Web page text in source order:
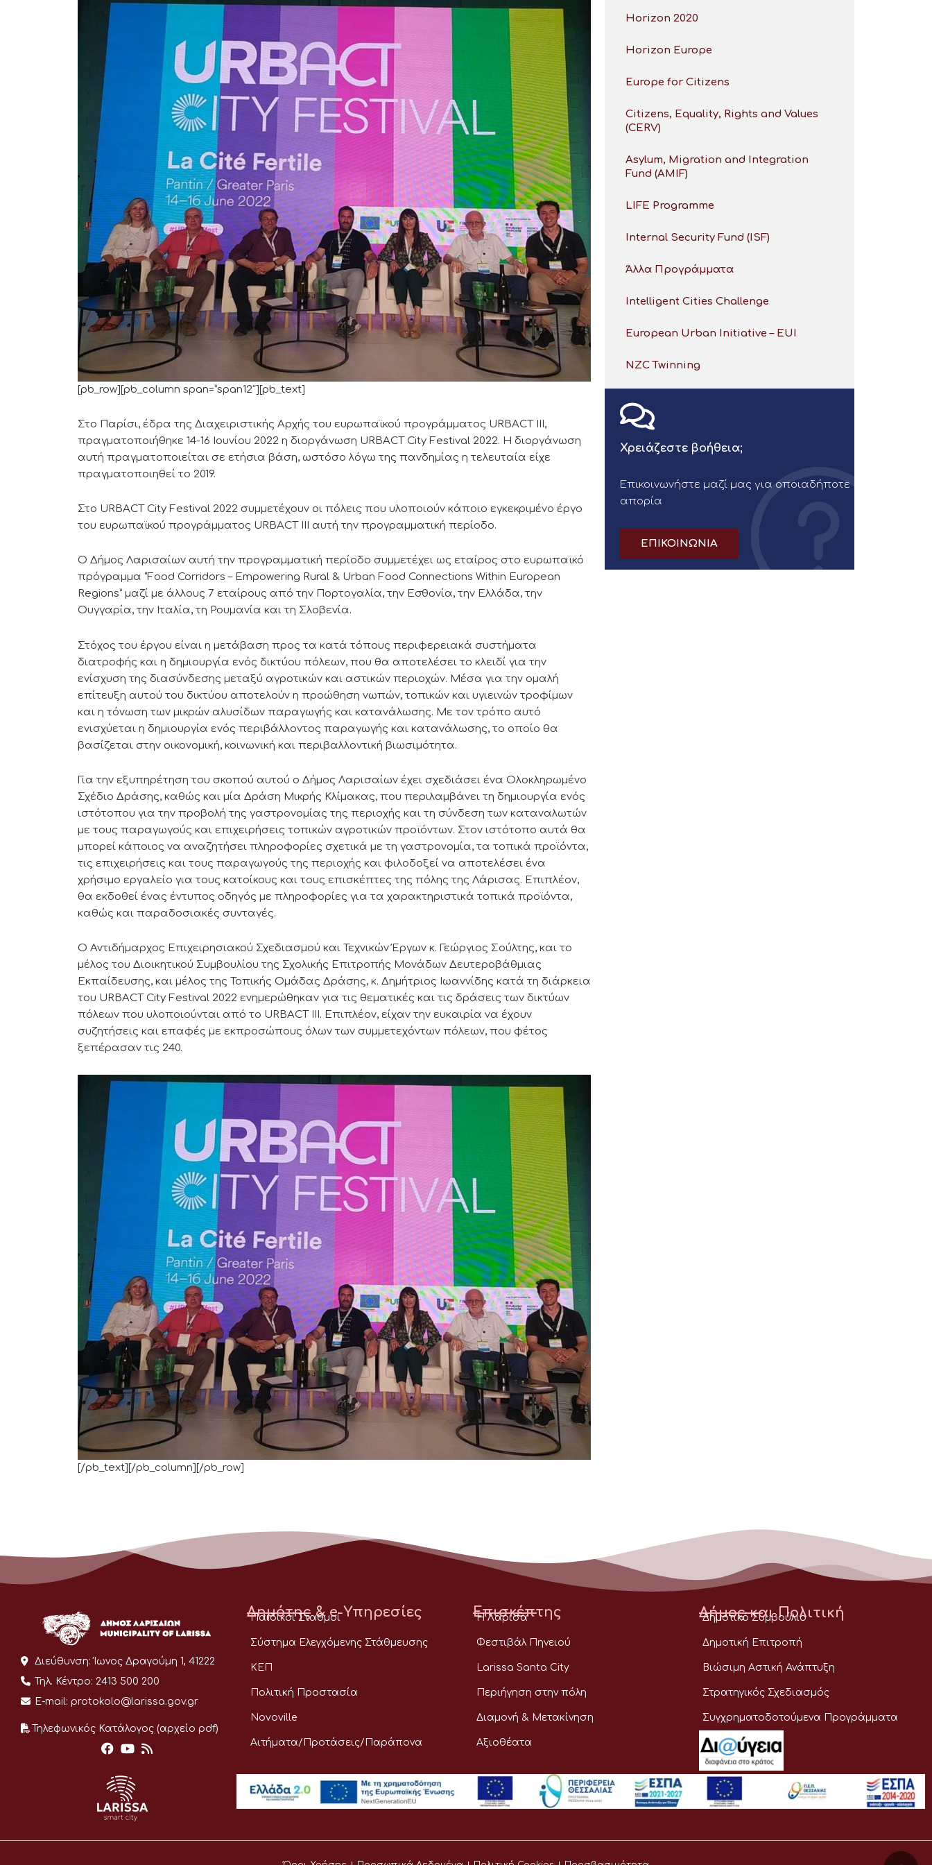
[pb_row][pb_column span=”span12″][pb_text]
Στο Παρίσι, έδρα της Διαχειριστικής Αρχής του ευρωπαϊκού προγράμματος URBACT ΙΙΙ,
πραγματοποιήθηκε 14-16 Ιουνίου 2022 η διοργάνωση URBACT City Festival 2022. Η διοργάνωση
αυτή πραγματοποιείται σε ετήσια βάση, ωστόσο λόγω της πανδημίας η τελευταία είχε
πραγματοποιηθεί το 2019.
Στο URBACT City Festival 2022 συμμετέχουν οι πόλεις που υλοποιούν κάποιο εγκεκριμένο έργο
του ευρωπαϊκού προγράμματος URBACT ΙΙΙ αυτή την προγραμματική περίοδο.
Ο Δήμος Λαρισαίων αυτή την προγραμματική περίοδο συμμετέχει ως εταίρος στο ευρωπαϊκό
πρόγραμμα “Food Corridors – Empowering Rural & Urban Food Connections Within European
Regions” μαζί με άλλους 7 εταίρους από την Πορτογαλία, την Εσθονία, την Ελλάδα, την
Ουγγαρία, την Ιταλία, τη Ρουμανία και τη Σλοβενία.
Στόχος του έργου είναι η μετάβαση προς τα κατά τόπους περιφερειακά συστήματα
διατροφής και η δημιουργία ενός δικτύου πόλεων, που θα αποτελέσει το κλειδί για την
ενίσχυση της διασύνδεσης μεταξύ αγροτικών και αστικών περιοχών. Μέσα για την ομαλή
επίτευξη αυτού του δικτύου αποτελούν η προώθηση νωπών, τοπικών και υγιεινών τροφίμων
και η τόνωση των μικρών αλυσίδων παραγωγής και κατανάλωσης. Με τον τρόπο αυτό
ενισχύεται η δημιουργία ενός περιβάλλοντος παραγωγής και κατανάλωσης, το οποίο θα
βασίζεται στην οικονομική, κοινωνική και περιβαλλοντική βιωσιμότητα.
Για την εξυπηρέτηση του σκοπού αυτού ο Δήμος Λαρισαίων έχει σχεδιάσει ένα Ολοκληρωμένο
Σχέδιο Δράσης, καθώς και μία Δράση Μικρής Κλίμακας, που περιλαμβάνει τη δημιουργία ενός
ιστότοπου για την προβολή της γαστρονομίας της περιοχής και τη σύνδεση των καταναλωτών
με τους παραγωγούς και επιχειρήσεις τοπικών αγροτικών προϊόντων. Στον ιστότοπο αυτά θα
μπορεί κάποιος να αναζητήσει πληροφορίες σχετικά με τη γαστρονομία, τα τοπικά προϊόντα,
τις επιχειρήσεις και τους παραγωγούς της περιοχής και φιλοδοξεί να αποτελέσει ένα
χρήσιμο εργαλείο για τους κατοίκους και τους επισκέπτες της πόλης της Λάρισας. Επιπλέον,
θα εκδοθεί ένας έντυπος οδηγός με πληροφορίες για τα χαρακτηριστικά τοπικά προϊόντα,
καθώς και παραδοσιακές συνταγές.
Ο Αντιδήμαρχος Επιχειρησιακού Σχεδιασμού και Τεχνικών Έργων κ. Γεώργιος Σούλτης, και το
μέλος του Διοικητικού Συμβουλίου της Σχολικής Επιτροπής Μονάδων Δευτεροβάθμιας
Εκπαίδευσης, και μέλος της Τοπικής Ομάδας Δράσης, κ. Δημήτριος Ιωαννίδης κατά τη διάρκεια
του URBACT City Festival 2022 ενημερώθηκαν για τις θεματικές και τις δράσεις των δικτύων
πόλεων που υλοποιούνται από το URBACT IIΙ. Επιπλέον, είχαν την ευκαιρία να έχουν
συζητήσεις και επαφές με εκπροσώπους όλων των συμμετεχόντων πόλεων, που φέτος
ξεπέρασαν τις 240.
[/pb_text][/pb_column][/pb_row]
Horizon 2020
Horizon Europe
Europe for Citizens
Citizens, Equality, Rights and Values
(CERV)
Asylum, Migration and Integration
Fund (AMIF)
LIFE Programme
Internal Security Fund (ISF)
Άλλα Προγράμματα
Intelligent Cities Challenge
European Urban Initiative – EUI
NZC Twinning
Χρειάζεστε βοήθεια;
Επικοινωνήστε μαζί μας για οποιαδήποτε
απορία
ΕΠΙΚΟΙΝΩΝΙΑ
Διεύθυνση: Ίωνος Δραγούμη 1, 41222
Τηλ. Κέντρο: 2413 500 200
E-mail: protokolo@larissa.gov.gr
Τηλεφωνικός Κατάλογος (αρχείο pdf)
Δημότης & e-Υπηρεσίες
Παιδικοί Σταθμοί
Σύστημα Ελεγχόμενης Στάθμευσης
ΚΕΠ
Πολιτική Προστασία
Novoville
Αιτήματα/Προτάσεις/Παράπονα
Επισκέπτης
Η Λάρισα
Φεστιβάλ Πηνειού
Larissa Santa City
Περιήγηση στην πόλη
Διαμονή & Μετακίνηση
Αξιοθέατα
Δήμος και Πολιτική
Δημοτικό Συμβούλιο
Δημοτική Επιτροπή
Βιώσιμη Αστική Ανάπτυξη
Στρατηγικός Σχεδιασμός
Συγχρηματοδοτούμενα Προγράμματα